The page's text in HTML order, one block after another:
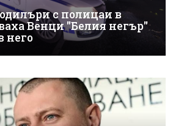
с полицаи в
Венци "Белия негър"
него